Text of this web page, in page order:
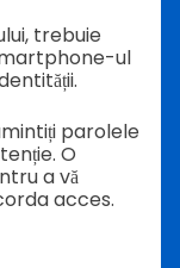
trebuie
ul
parolele
O
a vă
acces.